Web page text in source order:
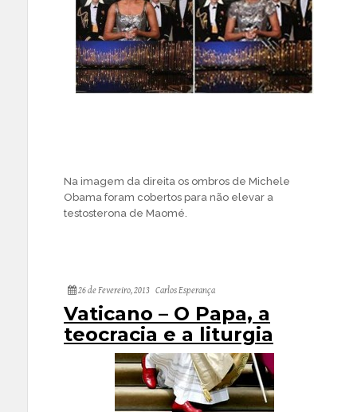
Na imagem da direita os ombros de Michele
Obama foram cobertos para não elevar a
testosterona de Maomé.
26 de Fevereiro, 2013 Carlos Esperança
Vaticano – O Papa, a
teocracia e a liturgia